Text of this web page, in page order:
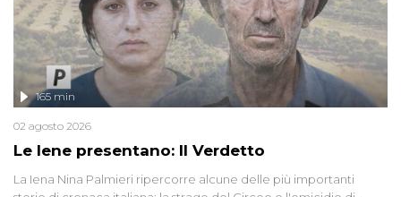
Le Iene presentano: Il Verdetto
165 min
02 agosto 2026
La Iena Nina Palmieri ripercorre alcune delle più importanti